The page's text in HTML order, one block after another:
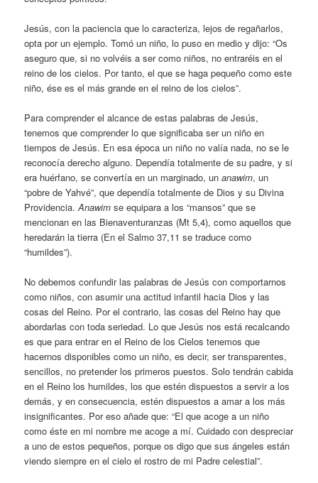
Jesús, con la paciencia que lo caracteriza, lejos de regañarlos,
opta por un ejemplo. Tomó un niño, lo puso en medio y dijo: “Os
aseguro que, si no volvéis a ser como niños, no entraréis en el
reino de los cielos. Por tanto, el que se haga pequeño como este
niño, ése es el más grande en el reino de los cielos”.
Para comprender el alcance de estas palabras de Jesús,
tenemos que comprender lo que significaba ser un niño en
tiempos de Jesús. En esa época un niño no valía nada, no se le
reconocía derecho alguno. Dependía totalmente de su padre, y si
era huérfano, se convertía en un marginado, unanawim, un
“pobre de Yahvé”, que dependía totalmente de Dios y su Divina
Providencia.Anawim se equipara a los “mansos” que se
mencionan en las Bienaventuranzas (Mt 5,4), como aquellos que
heredarán la tierra (En el Salmo 37,11 se traduce como
“humildes”).
No debemos confundir las palabras de Jesús con comportarnos
como niños, con asumir una actitud infantil hacia Dios y las
cosas del Reino. Por el contrario, las cosas del Reino hay que
abordarlas con toda seriedad. Lo que Jesús nos está recalcando
es que para entrar en el Reino de los Cielos tenemos que
hacernos disponibles como un niño, es decir, ser transparentes,
sencillos, no pretender los primeros puestos. Solo tendrán cabida
en el Reino los humildes, los que estén dispuestos a servir a los
demás, y en consecuencia, estén dispuestos a amar a los más
insignificantes. Por eso añade que: “El que acoge a un niño
como éste en mi nombre me acoge a mí. Cuidado con despreciar
a uno de estos pequeños, porque os digo que sus ángeles están
viendo siempre en el cielo el rostro de mi Padre celestial”.